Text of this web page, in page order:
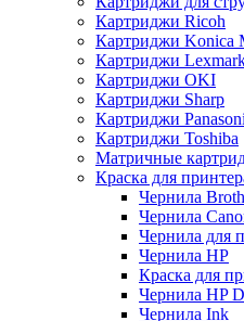
Картриджи Ricoh
Картриджи Konica
Картриджи
Картриджи OKI
Картриджи Sharp
Картриджи
Картриджи Toshiba
Матричные
Краска для
Чернила
Чернила
Чернила для
Чернила HP
Краска для
Чернила HP
Чернила Ink